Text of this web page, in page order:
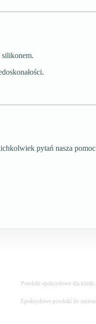
silikonem.
pytań nasza
Powłoki epoksydowe dla klinik
Epoksydowe powłoki do